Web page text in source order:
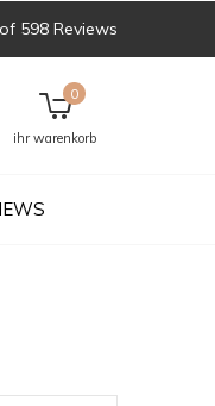
ihr warenkorb
0
598 Reviews